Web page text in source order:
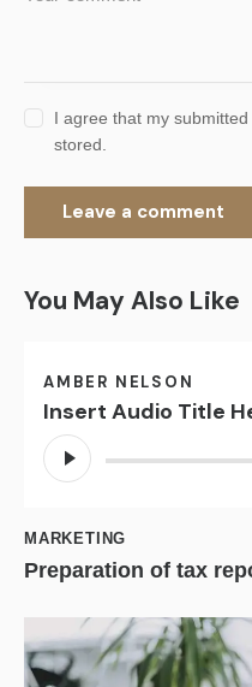
I agree that my
stored.
You May Also Like
AMBER NELSON
Insert Audio Title
Reproductor
de
MARKETING
Preparation of tax